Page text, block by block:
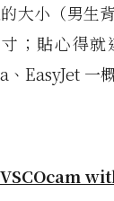
大小（男生
；貼心得就
EasyJet 一